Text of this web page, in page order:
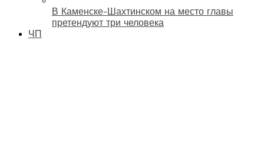
В Каменске-Шахтинском на место главы
претендуют три человека
ЧП